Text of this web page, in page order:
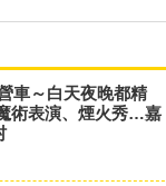
車～白天夜晚都精
術表演、煙火秀…嘉